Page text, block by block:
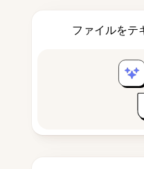
ファイルをテ